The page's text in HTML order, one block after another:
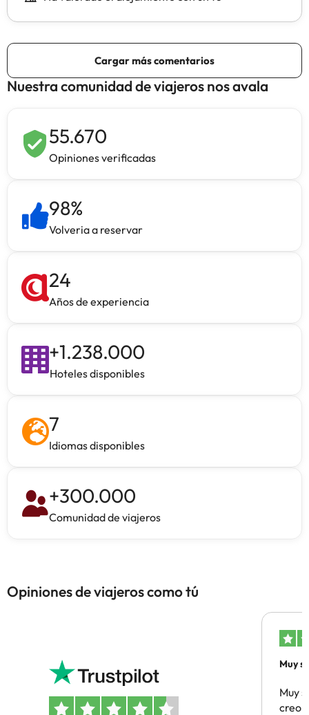
Nuestra comunidad de viajeros nos avala
55.670
Opiniones verificadas
98%
Volveria a reservar
24
Años de experiencia
+1.238.000
Hoteles disponibles
7
Idiomas disponibles
+300.000
Comunidad de viajeros
Opiniones de viajeros como tú
Muy
Muy
creo